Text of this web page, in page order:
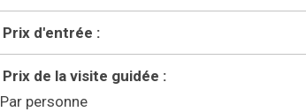
Prix d'entrée :
Prix de la visite guidée :
Par personne